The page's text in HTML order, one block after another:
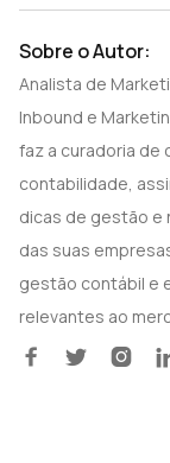
Sobre o Autor:
Analista de
Inbound e
faz a curadoria de
contabilidade,
dicas de gestão e
das suas
gestão contábil e
relevantes ao
  